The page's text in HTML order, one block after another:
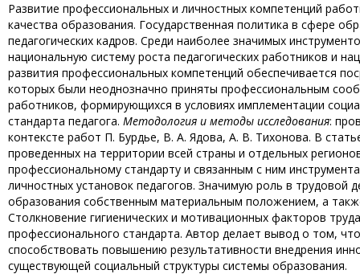
Развитие профессиональных и личностных компетенций
качества образования. Государственная политика в сфере
педагогических кадров. Среди наиболее значимых
национальную систему роста педагогических работников и
развития профессиональных компетенций обеспечивается
которых были неоднозначно приняты профессиональным
работников, формирующихся в условиях имплементации
стандарта педагога. Методология и методы исследования:
контексте работ П. Бурдье, В. А. Ядова, А. В. Тихонова. В
проведенных на территории всей страны и отдельных
профессиональному стандарту и связанным с ним
личностных установок педагогов. Значимую роль в
образования собственным материальным положением, а
Столкновение гигиенических и мотивационных факторов
профессионального стандарта. Автор делает вывод о том,
способствовать повышению результативности внедрения
существующей социальный структуры системы образования.